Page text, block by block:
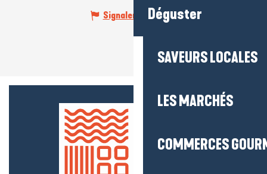
Déguster
SAVEURS LOCALES
LES MARCHÉS
COMMERCES
Signaler une erreur